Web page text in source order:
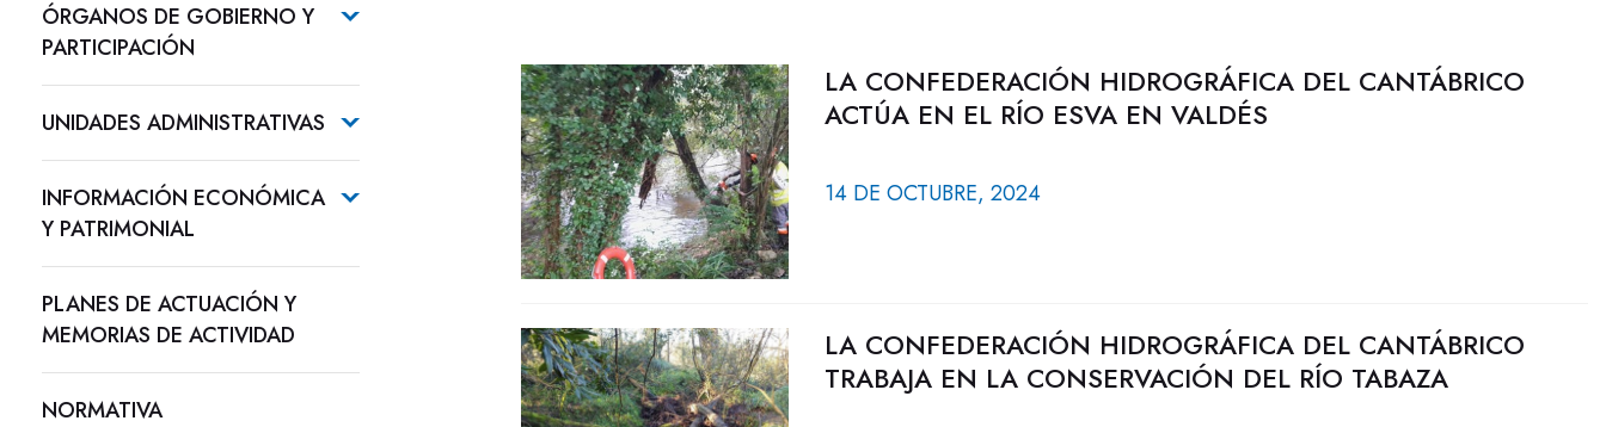
ÓRGANOS DE GOBIERNO Y
PARTICIPACIÓN
UNIDADES ADMINISTRATIVAS
INFORMACIÓN ECONÓMICA
Y PATRIMONIAL
PLANES DE ACTUACIÓN Y
MEMORIAS DE ACTIVIDAD
NORMATIVA
LA CONFEDERACIÓN HIDROGRÁFICA DEL CANTÁBRICO
ACTÚA EN EL RÍO ESVA EN VALDÉS
14 DE OCTUBRE, 2024
LA CONFEDERACIÓN HIDROGRÁFICA DEL CANTÁBRICO
TRABAJA EN LA CONSERVACIÓN DEL RÍO TABAZA